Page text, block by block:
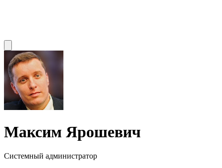
Максим Ярошевич
Системный администратор